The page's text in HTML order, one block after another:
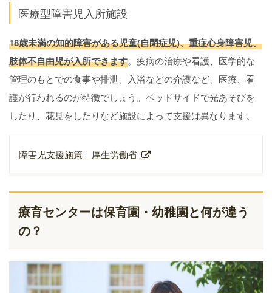
医療型障害児入所施設
18歳未満の知的障害がある児童(自閉症児)、重症心身障害児、
肢体不自由児が入所できます。疫病の治療や看護、医学的な
管理のもとでの食事や排泄、入浴などの介護など、医療、看
護が行われるのが特徴でしょう。ベッドサイドで光あそびを
したり、花見をしたりなど施設によって支援は異なります。
障害児支援施策｜厚生労働省
療育センターは保育園・幼稚園と何が違う
の？